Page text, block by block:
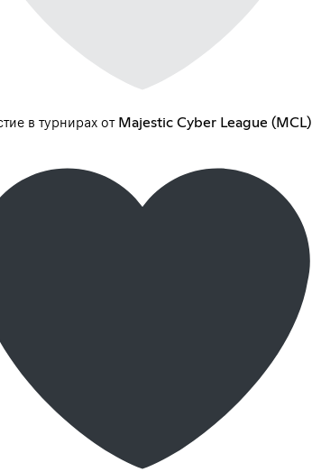
в турнирах от Majestic Cyber League (MCL)